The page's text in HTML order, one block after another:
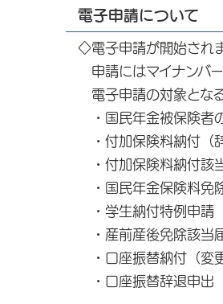
電子申請について
◇電子申請が開始され
申請にはマイナンバー
電子申請の対象とな
・国民年金被保険者
・付加保険料納付（
・付加保険料納付該
・国民年金保険料免
・学生納付特例申請
・産前産後免除該当
・口座振替納付（変
・口座振替辞退申出